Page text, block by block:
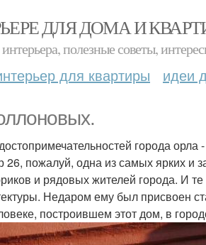
ДЛЯ ДОМА И
полезные советы,
для квартиры идеи
города
26, пожалуй, одна из самых ярких
и рядовых жителей города. И
Недаром ему был присвоен
построившем этот дом, в